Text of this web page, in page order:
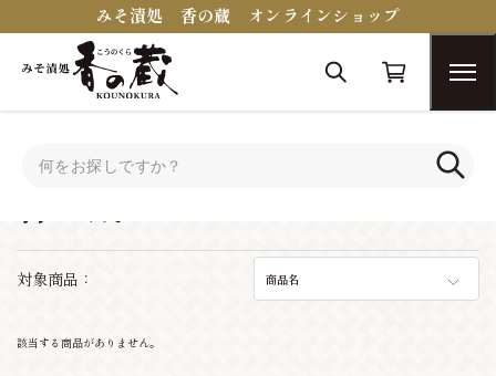
みそ漬処 香の蔵 オンラインショップ
対象商品： 商品名
該当する商品がありません。